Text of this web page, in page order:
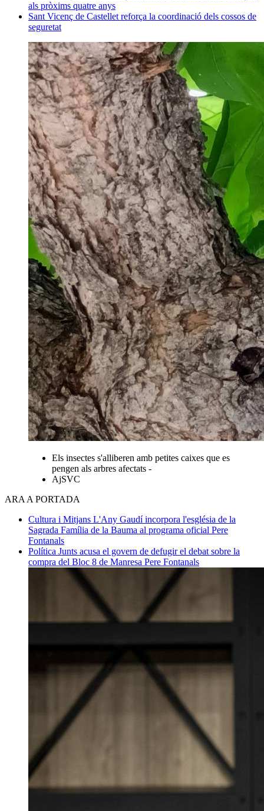
als pròxims quatre anys
Sant Vicenç de Castellet reforça la coordinació dels cossos de
seguretat
Els insectes s'alliberen amb petites caixes que es
pengen als arbres afectats -
AjSVC
ARA A PORTADA
Cultura i Mitjans L'Any Gaudí incorpora l'església de la
Sagrada Família de la Bauma al programa oficial Pere
Fontanals
Política Junts acusa el govern de defugir el debat sobre la
compra del Bloc 8 de Manresa Pere Fontanals